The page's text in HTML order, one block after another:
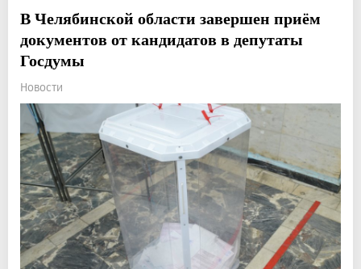
В Челябинской области завершен приём
документов от кандидатов в депутаты
Госдумы
Новости